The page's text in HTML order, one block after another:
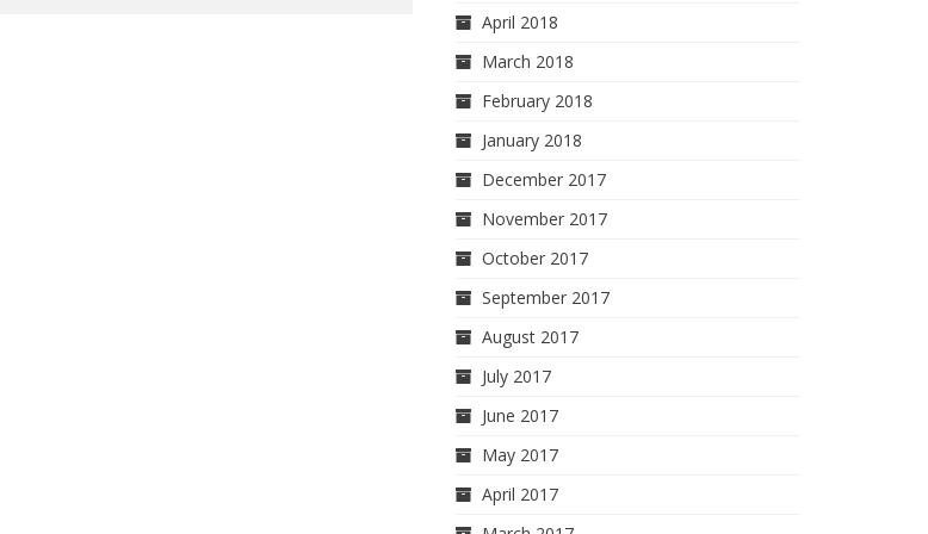
April 2018
March 2018
February 2018
January 2018
December 2017
November 2017
October 2017
September 2017
August 2017
July 2017
June 2017
May 2017
April 2017